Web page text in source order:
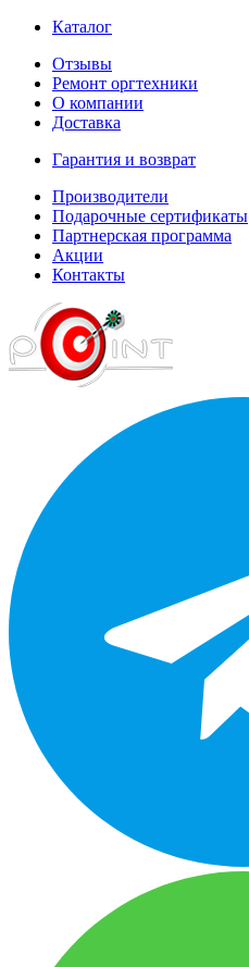
Каталог
Отзывы
Ремонт оргтехники
О компании
Доставка
Гарантия и возврат
Производители
Подарочные сертификаты
Партнерская программа
Акции
Контакты